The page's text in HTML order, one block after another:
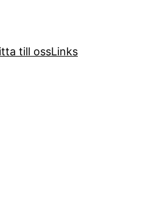
till ossLinks